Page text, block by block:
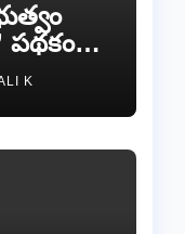
పథకం
K